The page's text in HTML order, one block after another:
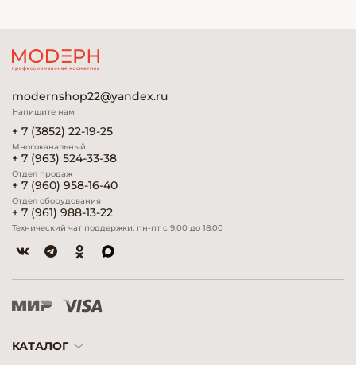
modernshop22@yandex.ru
Напишите нам
+ 7 (3852) 22-19-25
Многоканальный
+ 7 (963) 524-33-38
Отдел продаж
+ 7 (960) 958-16-40
Отдел оборудования
+ 7 (961) 988-13-22
Технический чат поддержки: пн-пт с 9:00 до 18:00
КАТАЛОГ